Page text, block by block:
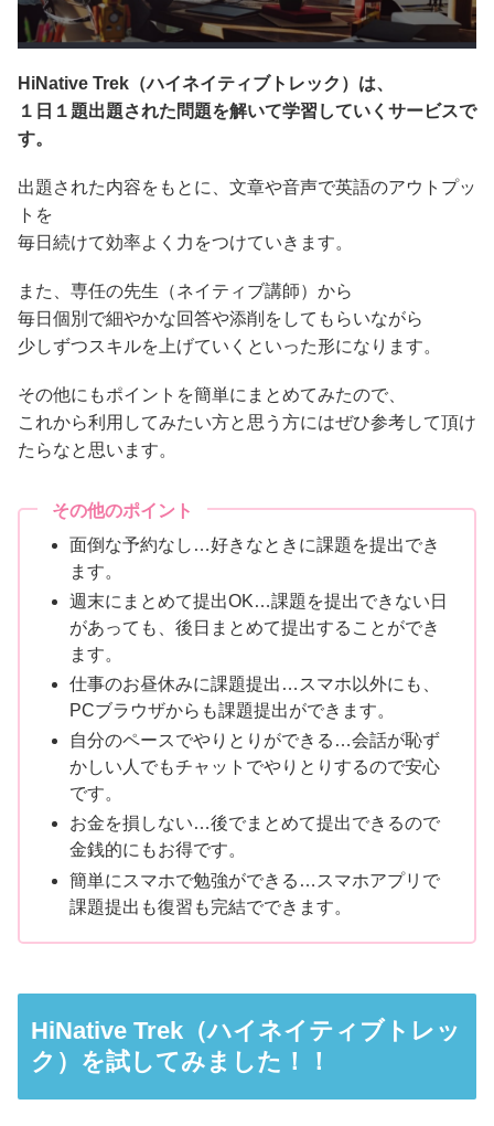
HiNative Trek（ハイネイティブトレック）は、
１日１題出題された問題を解いて学習していくサービスで
す。
出題された内容をもとに、文章や音声で英語のアウトプッ
トを
毎日続けて効率よく力をつけていきます。
また、専任の先生（ネイティブ講師）から
毎日個別で細やかな回答や添削をしてもらいながら
少しずつスキルを上げていくといった形になります。
その他にもポイントを簡単にまとめてみたので、
これから利用してみたい方と思う方にはぜひ参考して頂け
たらなと思います。
その他のポイント
面倒な予約なし…好きなときに課題を提出でき
ます。
週末にまとめて提出OK…課題を提出できない日
があっても、後日まとめて提出することができ
ます。
仕事のお昼休みに課題提出…スマホ以外にも、
PCブラウザからも課題提出ができます。
自分のペースでやりとりができる…会話が恥ず
かしい人でもチャットでやりとりするので安心
です。
お金を損しない…後でまとめて提出できるので
金銭的にもお得です。
簡単にスマホで勉強ができる…スマホアプリで
課題提出も復習も完結でできます。
HiNative Trek（ハイネイティブトレッ
ク）を試してみました！！